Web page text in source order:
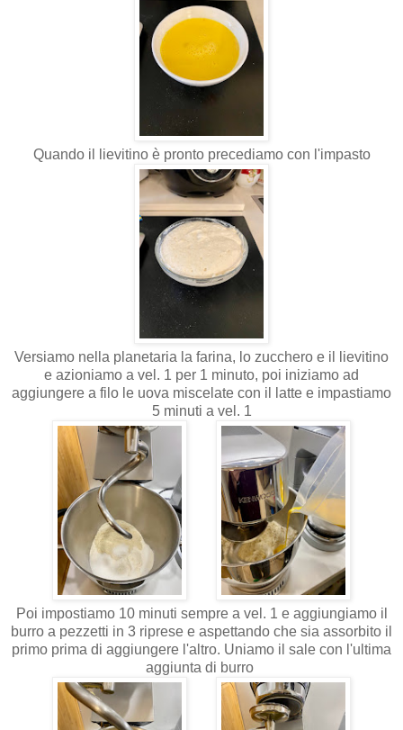
Quando il lievitino è pronto precediamo con l'impasto
Versiamo nella planetaria la farina, lo zucchero e il lievitino
e azioniamo a vel. 1 per 1 minuto, poi iniziamo ad
aggiungere a filo le uova miscelate con il latte e impastiamo
5 minuti a vel. 1
Poi impostiamo 10 minuti sempre a vel. 1 e aggiungiamo il
burro a pezzetti in 3 riprese e aspettando che sia assorbito il
primo prima di aggiungere l'altro. Uniamo il sale con l'ultima
aggiunta di burro